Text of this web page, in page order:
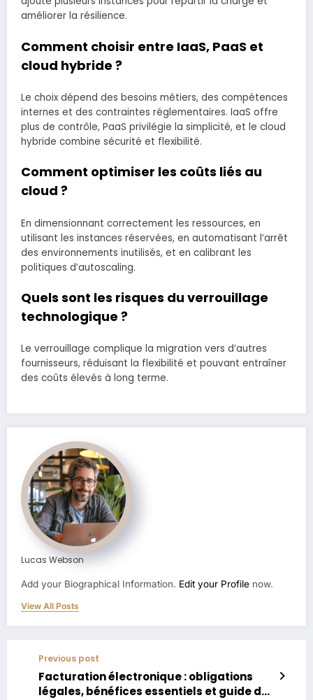
améliorer la résilience.
Comment choisir entre IaaS, PaaS et
cloud hybride ?
Le choix dépend des besoins métiers, des compétences
internes et des contraintes réglementaires. IaaS offre
plus de contrôle, PaaS privilégie la simplicité, et le cloud
hybride combine sécurité et flexibilité.
Comment optimiser les coûts liés au
cloud ?
En dimensionnant correctement les ressources, en
utilisant les instances réservées, en automatisant l’arrêt
des environnements inutilisés, et en calibrant les
politiques d’autoscaling.
Quels sont les risques du verrouillage
technologique ?
Le verrouillage complique la migration vers d’autres
fournisseurs, réduisant la flexibilité et pouvant entraîner
des coûts élevés à long terme.
Lucas Webson
Add your Biographical Information. Edit your Profile now.
View All Posts
Previous post
Facturation électronique : obligations
légales, bénéfices essentiels et guide des